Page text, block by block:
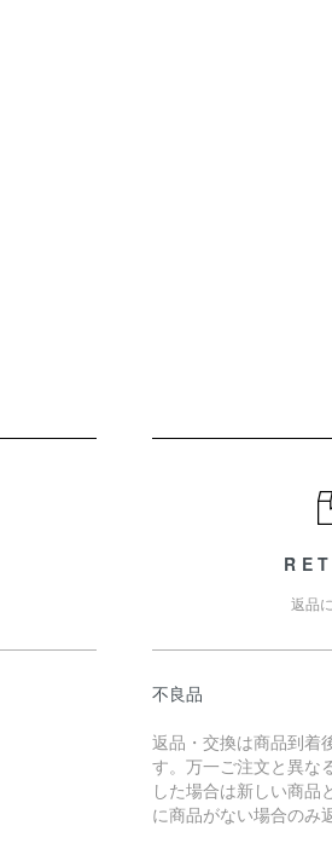
返品
不良品
返品・交換は商品到着
す。万一ご注文と異な
した場合は新しい商品
に商品がない場合のみ